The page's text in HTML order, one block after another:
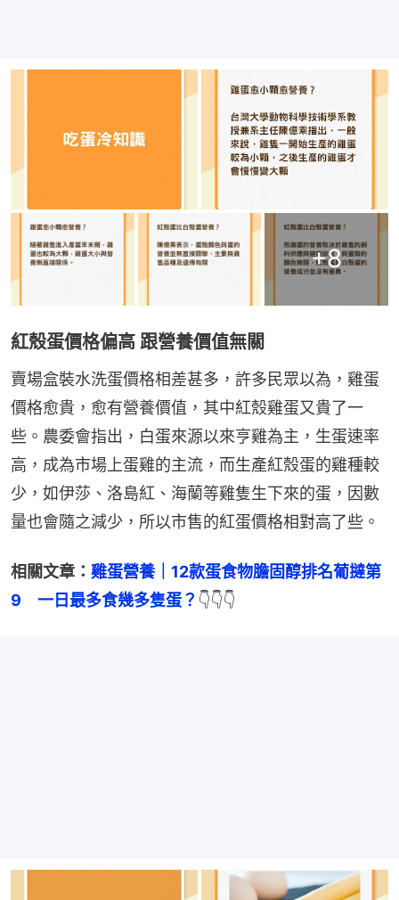
+8
紅殼蛋價格偏高 跟營養價值無關
賣場盒裝水洗蛋價格相差甚多，許多民眾以為，雞蛋
價格愈貴，愈有營養價值，其中紅殼雞蛋又貴了一
些。農委會指出，白蛋來源以來亨雞為主，生蛋速率
高，成為市場上蛋雞的主流，而生產紅殼蛋的雞種較
少，如伊莎、洛島紅、海蘭等雞隻生下來的蛋，因數
量也會隨之減少，所以市售的紅蛋價格相對高了些。
相關文章： 雞蛋營養｜12款蛋食物膽固醇排名葡撻第
9　一日最多食幾多隻蛋？ 👇👇👇